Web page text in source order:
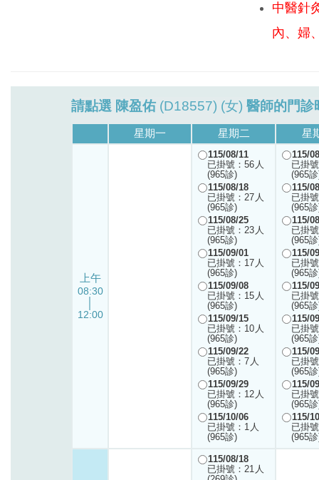
中醫針
內、婦